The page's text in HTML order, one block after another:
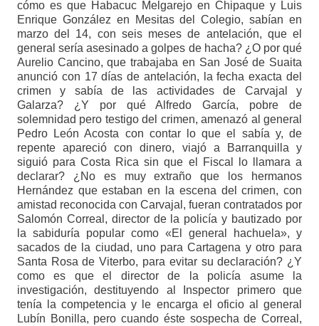
cómo es que Habacuc Melgarejo en Chipaque y Luis
Enrique González en Mesitas del Colegio, sabían en
marzo del 14, con seis meses de antelación, que el
general sería asesinado a golpes de hacha? ¿O por qué
Aurelio Cancino, que trabajaba en San José de Suaita
anunció con 17 días de antelación, la fecha exacta del
crimen y sabía de las actividades de Carvajal y
Galarza? ¿Y por qué Alfredo García, pobre de
solemnidad pero testigo del crimen, amenazó al general
Pedro León Acosta con contar lo que el sabía y, de
repente apareció con dinero, viajó a Barranquilla y
siguió para Costa Rica sin que el Fiscal lo llamara a
declarar? ¿No es muy extraño que los hermanos
Hernández que estaban en la escena del crimen, con
amistad reconocida con Carvajal, fueran contratados por
Salomón Correal, director de la policía y bautizado por
la sabiduría popular como «El general hachuela», y
sacados de la ciudad, uno para Cartagena y otro para
Santa Rosa de Viterbo, para evitar su declaración? ¿Y
como es que el director de la policía asume la
investigación, destituyendo al Inspector primero que
tenía la competencia y le encarga el oficio al general
Lubín Bonilla, pero cuando éste sospecha de Correal,